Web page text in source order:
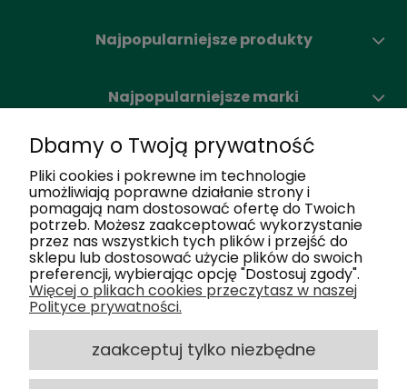
Najpopularniejsze produkty
Najpopularniejsze marki
Moje konto
Nasze salony
Dlaczego my
Obsługa klienta
Dbamy o Twoją prywatność
Pliki cookies i pokrewne im technologie
umożliwiają poprawne działanie strony i
pomagają nam dostosować ofertę do Twoich
potrzeb. Możesz zaakceptować wykorzystanie
przez nas wszystkich tych plików i przejść do
sklepu lub dostosować użycie plików do swoich
preferencji, wybierając opcję "Dostosuj zgody".
Więcej o plikach cookies przeczytasz w naszej
Polityce prywatności.
zaakceptuj tylko niezbędne